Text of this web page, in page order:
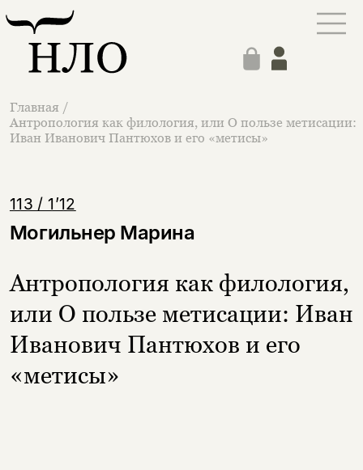
Главная /
Антропология как филология, или О пользе метисации:
Иван Иванович Пантюхов и его «метисы»
113 / 1’12
Могильнер Марина
Антропология как филология,
или О пользе метисации: Иван
Иванович Пантюхов и его
«метисы»